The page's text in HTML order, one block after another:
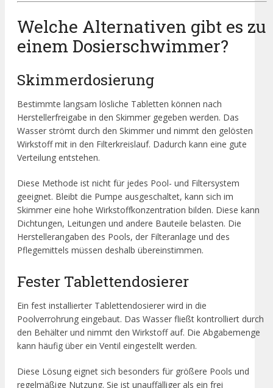
Welche Alternativen gibt es zu
einem Dosierschwimmer?
Skimmerdosierung
Bestimmte langsam lösliche Tabletten können nach
Herstellerfreigabe in den Skimmer gegeben werden. Das
Wasser strömt durch den Skimmer und nimmt den gelösten
Wirkstoff mit in den Filterkreislauf. Dadurch kann eine gute
Verteilung entstehen.
Diese Methode ist nicht für jedes Pool- und Filtersystem
geeignet. Bleibt die Pumpe ausgeschaltet, kann sich im
Skimmer eine hohe Wirkstoffkonzentration bilden. Diese kann
Dichtungen, Leitungen und andere Bauteile belasten. Die
Herstellerangaben des Pools, der Filteranlage und des
Pflegemittels müssen deshalb übereinstimmen.
Fester Tablettendosierer
Ein fest installierter Tablettendosierer wird in die
Poolverrohrung eingebaut. Das Wasser fließt kontrolliert durch
den Behälter und nimmt den Wirkstoff auf. Die Abgabemenge
kann häufig über ein Ventil eingestellt werden.
Diese Lösung eignet sich besonders für größere Pools und
regelmäßige Nutzung. Sie ist unauffälliger als ein frei